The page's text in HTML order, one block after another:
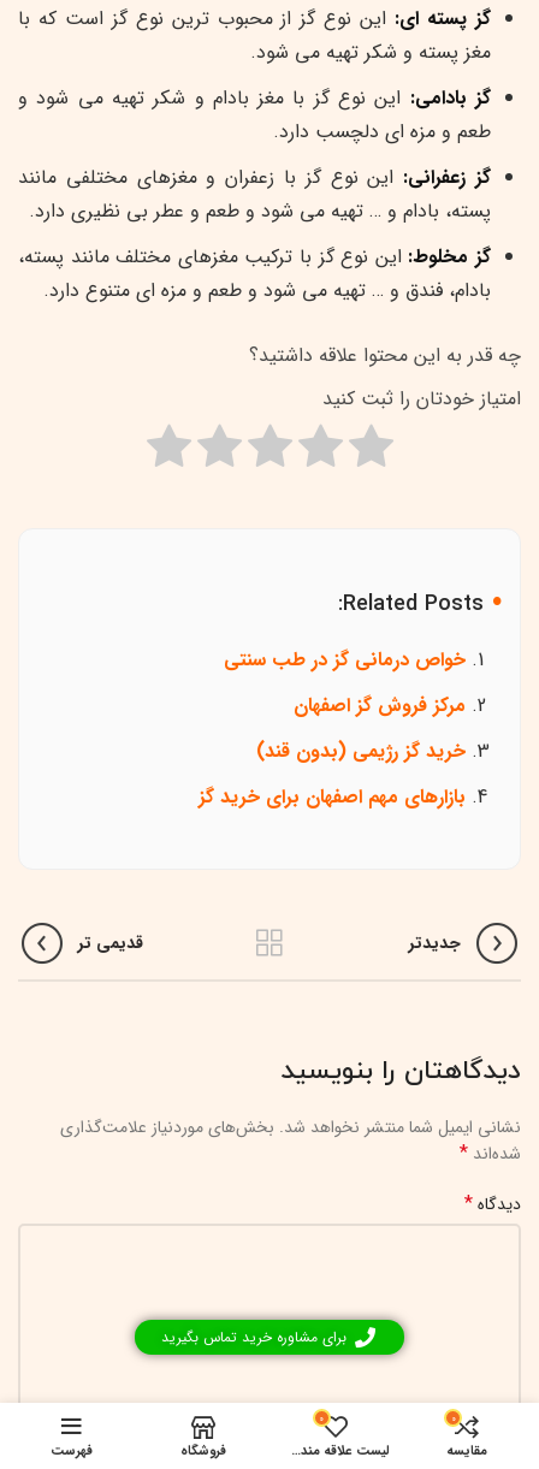
گز پسته ای: این نوع گز از محبوب ترین نوع گز است که با
مغز پسته و شکر تهیه می شود.
گز بادامی: این نوع گز با مغز بادام و شکر تهیه می شود و
طعم و مزه ای دلچسب دارد.
گز زعفرانی: این نوع گز با زعفران و مغزهای مختلفی مانند
پسته، بادام و … تهیه می شود و طعم و عطر بی نظیری دارد.
گز مخلوط: این نوع گز با ترکیب مغزهای مختلف مانند پسته،
بادام، فندق و … تهیه می شود و طعم و مزه ای متنوع دارد.
چه قدر به این محتوا علاقه داشتید؟
امتیاز خودتان را ثبت کنید
Related Posts:
خواص درمانی گز در طب سنتی
مرکز فروش گز اصفهان
خرید گز رژیمی (بدون قند)
بازارهای مهم اصفهان برای خرید گز
جدیدتر قدیمی تر
دیدگاهتان را بنویسید
نشانی ایمیل شما منتشر نخواهد شد. بخش‌های موردنیاز علامت‌گذاری
شده‌اند *
دیدگاه*
برای مشاوره خرید تماس بگیرید
0
مقایسه
0
لیست علاقه مندی ها فروشگاه فهرست